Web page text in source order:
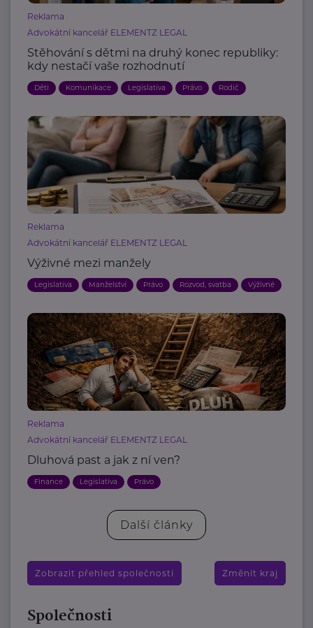
Reklama
Advokátní kancelář ELEMENTZ LEGAL
Stěhování s dětmi na druhý konec republiky:
kdy nestačí vaše rozhodnutí
Děti Komunikace Legislativa Právo Rodič
Reklama
Advokátní kancelář ELEMENTZ LEGAL
Výživné mezi manžely
Legislativa Manželství Právo Rozvod, svatba Výživné
Reklama
Advokátní kancelář ELEMENTZ LEGAL
Dluhová past a jak z ní ven?
Finance Legislativa Právo
Další články
Zobrazit přehled společností Změnit kraj
Společnosti